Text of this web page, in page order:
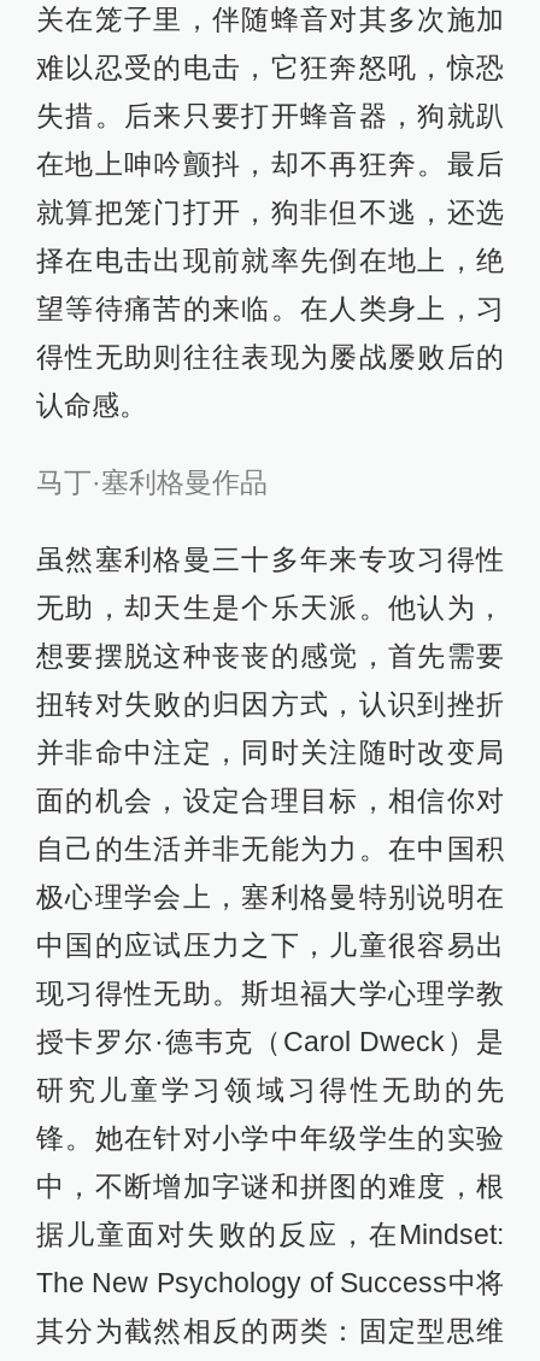
关在笼子里，伴随蜂音对其多次施加
难以忍受的电击，它狂奔怒吼，惊恐
失措。后来只要打开蜂音器，狗就趴
在地上呻吟颤抖，却不再狂奔。最后
就算把笼门打开，狗非但不逃，还选
择在电击出现前就率先倒在地上，绝
望等待痛苦的来临。在人类身上，习
得性无助则往往表现为屡战屡败后的
认命感。
马丁·塞利格曼作品
虽然塞利格曼三十多年来专攻习得性
无助，却天生是个乐天派。他认为，
想要摆脱这种丧丧的感觉，首先需要
扭转对失败的归因方式，认识到挫折
并非命中注定，同时关注随时改变局
面的机会，设定合理目标，相信你对
自己的生活并非无能为力。在中国积
极心理学会上，塞利格曼特别说明在
中国的应试压力之下，儿童很容易出
现习得性无助。斯坦福大学心理学教
授卡罗尔·德韦克（Carol Dweck）是
研究儿童学习领域习得性无助的先
锋。她在针对小学中年级学生的实验
中，不断增加字谜和拼图的难度，根
据儿童面对失败的反应，在Mindset:
The New Psychology of Success中将
其分为截然相反的两类：固定型思维